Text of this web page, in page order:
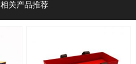
相关产品推荐